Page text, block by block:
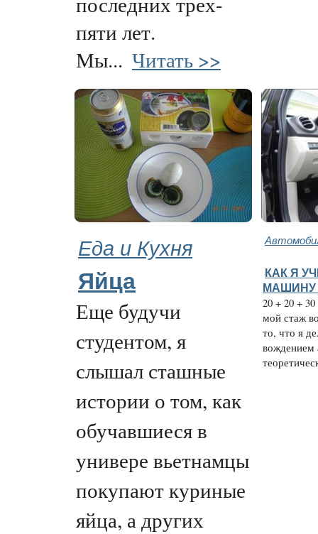
пяти лет.
Мы... Читать >>
Еда и Кухня
Яйца
Еще будучи
студентом, я
слышал сташные
истории о том, как
обучавшиеся в
универе вьетнамцы
покупают куриные
яйца, а других
КАК Я
МАШИНУ
20 + 20 +
мой стаж
то, что я
вождением